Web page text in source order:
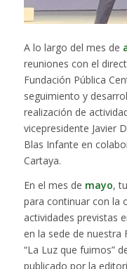
A lo largo del mes de
reuniones con el
Fundación Pública
seguimiento y
realización de
vicepresidente Javier
Blas Infante en
Cartaya.
En el mes de mayo,
para continuar con la
actividades previstas
en la sede de nuestra
“La Luz que fuimos”
publicado por la